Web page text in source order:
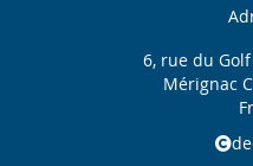
6, rue du Golf
Mérignac